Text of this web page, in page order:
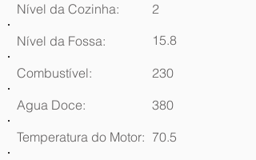
Nível da Cozinha:
2
Nível da Fossa:
15.8
Combustível:
230
Agua Doce:
380
Temperatura do Motor: 70.5